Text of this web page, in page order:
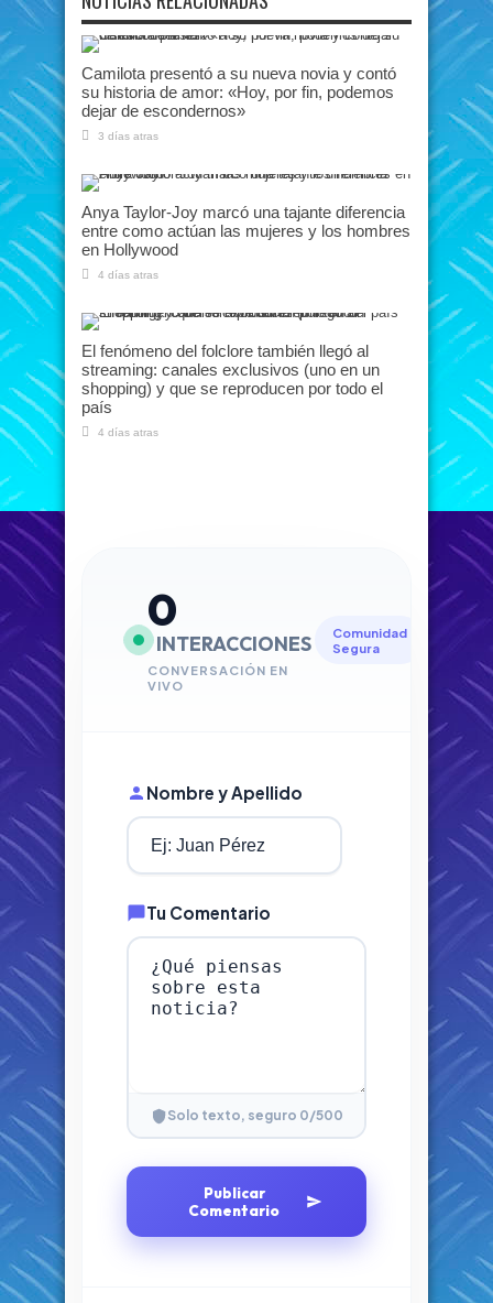
Camilota presentó a su nueva novia y contó
su historia de amor: «Hoy, por fin, podemos
dejar de escondernos»
3 días atras
Anya Taylor-Joy marcó una tajante diferencia
entre como actúan las mujeres y los hombres
en Hollywood
4 días atras
El fenómeno del folclore también llegó al
streaming: canales exclusivos (uno en un
shopping) y que se reproducen por todo el
país
4 días atras
0
INTERACCIONES
CONVERSACIÓN EN
VIVO
Comunidad
Segura
Nombre y Apellido
Tu Comentario
Solo texto, seguro 0/500
Publicar
Comentario